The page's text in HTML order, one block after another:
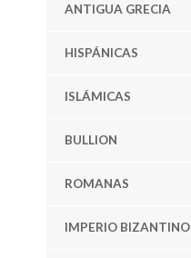
ANTIGUA GRECIA
HISPÁNICAS
ISLÁMICAS
BULLION
ROMANAS
IMPERIO BIZANTINO